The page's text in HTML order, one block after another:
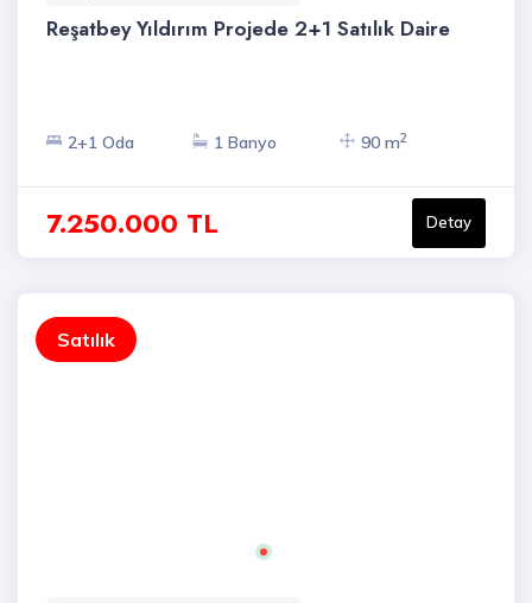
Reşatbey Yıldırım Projede 2+1 Satılık Daire
2+1 Oda 1 Banyo 90 m2
7.250.000 TL Detay
Satılık